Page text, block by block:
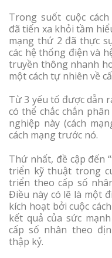
Trong suốt cuộc
đã tiến xa khỏi tầm
mạng thứ 2 đã thực
các hệ thống điện và
truyền thông nhanh
một cách tự nhiên về
Từ 3 yếu tố được dẫn
có thể chắc chắn
nghiệp này (cách
cách mạng trước nó.
Thứ nhất, đề cập đến
triển kỹ thuật trong
triển theo cấp số
Điều này có lẽ là một
kích hoạt bởi cuộc
kết quả của sức
cấp số nhân theo
thập kỷ.